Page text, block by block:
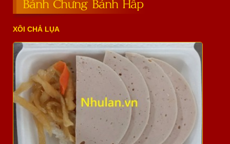
Bánh Chưng Bánh Hấp
XÔI CHẢ LỤA